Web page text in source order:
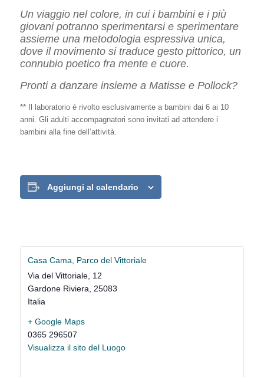
Un viaggio nel colore, in cui i bambini e i più
giovani potranno sperimentarsi e sperimentare
assieme una metodologia espressiva unica,
dove il movimento si traduce gesto pittorico, un
connubio poetico fra mente e cuore.
Pronti a danzare insieme a Matisse e Pollock?
** Il laboratorio è rivolto esclusivamente a bambini dai 6 ai 10
anni. Gli adulti accompagnatori sono invitati ad attendere i
bambini alla fine dell’attività.
Aggiungi al calendario
Casa Cama, Parco del Vittoriale
Via del Vittoriale, 12
Gardone Riviera
25083
Italia
+ Google Maps
0365 296507
Visualizza il sito del Luogo